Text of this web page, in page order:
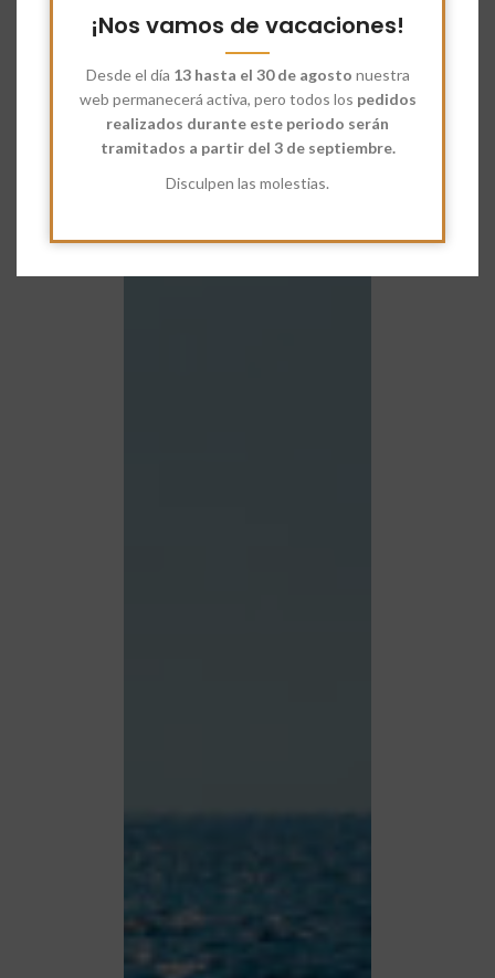
¡Nos vamos de vacaciones!
Desde el día 13 hasta el 30 de agosto nuestra
web permanecerá activa, pero todos los pedidos
realizados durante este periodo serán
tramitados a partir del 3 de septiembre.
Disculpen las molestias.